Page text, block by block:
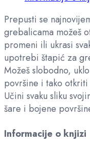
Prepusti se
grebalicama možeš
promeni ili ukrasi
upotrebi štapić za
Možeš slobodno,
površine i tako otkriti
Učini svaku sliku
šare i bojene
Informacije o knjizi